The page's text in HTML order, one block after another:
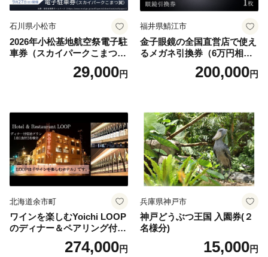
石川県小松市
2026年小松基地航空祭電子駐
車券（スカイパークこまつ
翼） 駐車場 シャトルバスの
りばすぐ 石川県 小松市
29,000円
福井県鯖江市
金子眼鏡の全国直営店で使え
るメガネ引換券（6万円相
当） Platinum200,000円
北海道余市町
ワインを楽しむYoichi LOOP
のディナー＆ペアリング付宿
泊プラン＜デラックスツイン
274,000円
兵庫県神戸市
神戸どうぶつ王国 入園券(２
名様分)
15,000円